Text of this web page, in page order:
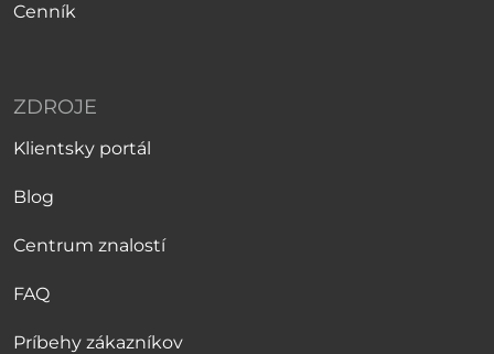
Cenník
ZDROJE
Klientsky portál
Blog
Centrum znalostí
FAQ
Príbehy zákazníkov